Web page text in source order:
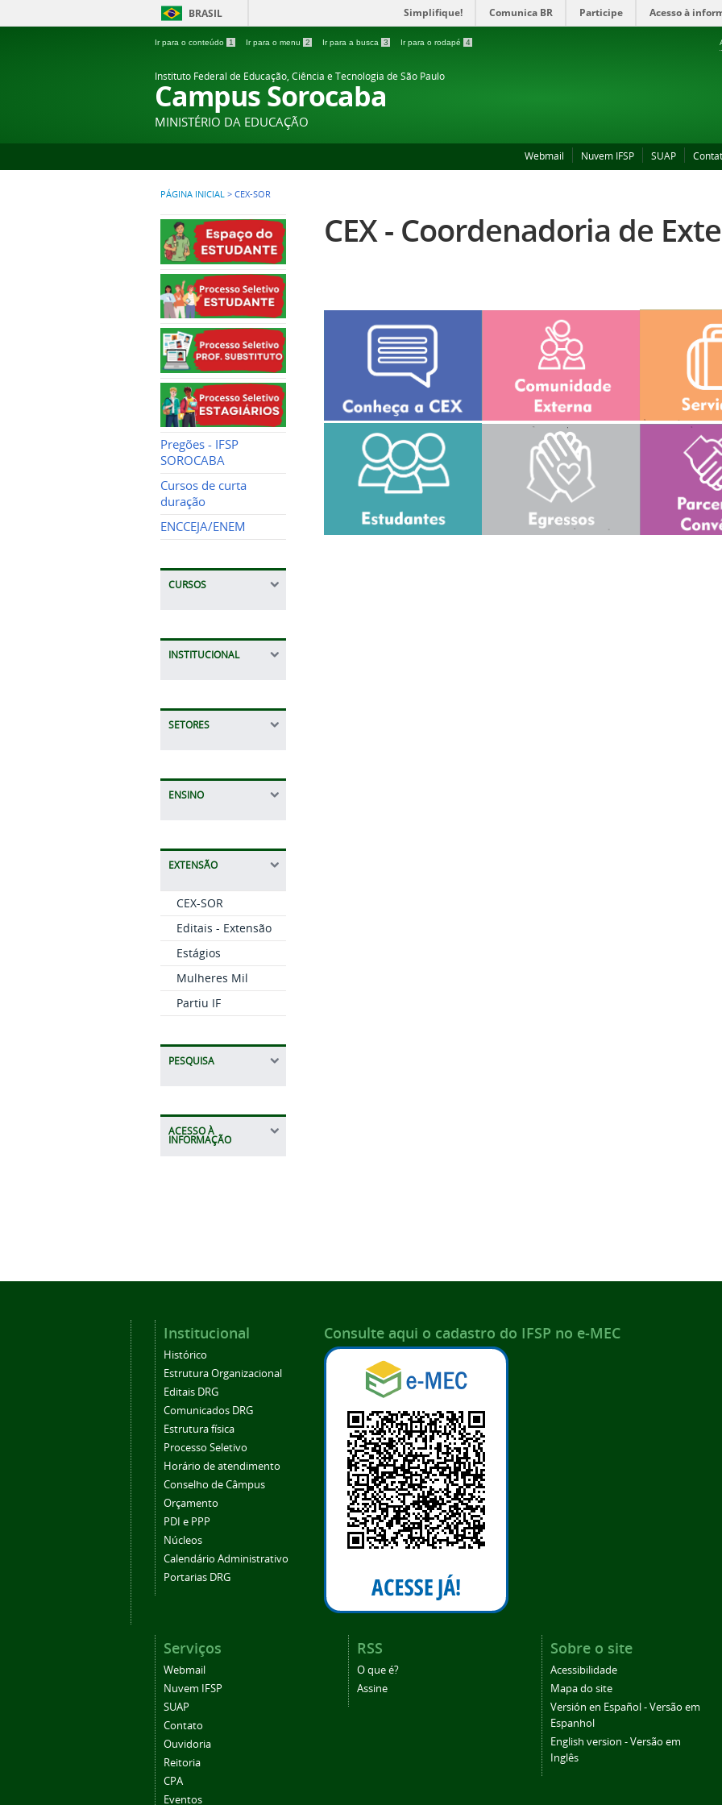
BRASIL Simplifique! Comunica BR Participe Acesso à
Ir para o conteúdo 1 Ir para o menu 2 Ir para a busca 3 Ir para o rodapé 4
Instituto Federal de Educação, Ciência e Tecnologia de São Paulo
Campus Sorocaba
MINISTÉRIO DA EDUCAÇÃO
Webmail Nuvem IFSP SUAP
PÁGINA INICIAL > CEX-SOR
Pregões - IFSP
SOROCABA
Cursos de curta
duração
ENCCEJA/ENEM
CURSOS
INSTITUCIONAL
SETORES
ENSINO
EXTENSÃO
CEX-SOR
Editais - Extensão
Estágios
Mulheres Mil
Partiu IF
PESQUISA
ACESSO À
INFORMAÇÃO
CEX - Coordenadoria de
Institucional
Histórico
Estrutura Organizacional
Editais DRG
Comunicados DRG
Estrutura física
Processo Seletivo
Horário de atendimento
Conselho de Câmpus
Orçamento
PDI e PPP
Núcleos
Calendário Administrativo
Portarias DRG
Consulte aqui o cadastro do IFSP no e-MEC
Serviços
Webmail
Nuvem IFSP
SUAP
Contato
Ouvidoria
Reitoria
CPA
Eventos
RSS
O que é?
Assine
Sobre o site
Acessibilidade
Mapa do site
Versión en Español - Versão em
Espanhol
English version - Versão em
Inglês